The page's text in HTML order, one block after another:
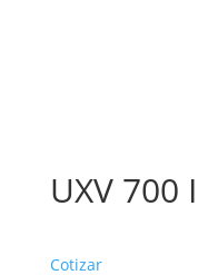
UXV 700 I
Cotizar